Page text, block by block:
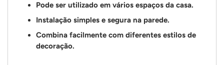
Pode ser utilizado em vários espaços da casa.
Instalação simples e segura na parede.
Combina facilmente com diferentes estilos de
decoração.